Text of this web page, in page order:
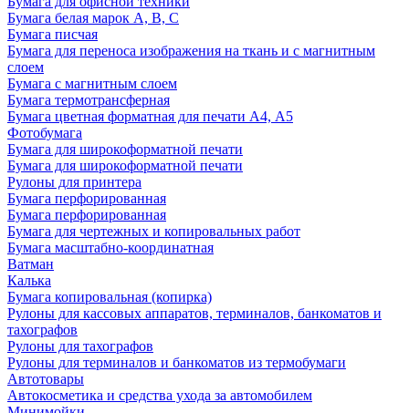
Бумага белая марок А, В, С
Бумага писчая
Бумага для переноса изображения на ткань и с магнитным
слоем
Бумага с магнитным слоем
Бумага термотрансферная
Бумага цветная форматная для печати А4, А5
Фотобумага
Бумага для широкоформатной печати
Бумага для широкоформатной печати
Рулоны для принтера
Бумага перфорированная
Бумага перфорированная
Бумага для чертежных и копировальных работ
Бумага масштабно-координатная
Ватман
Калька
Бумага копировальная (копирка)
Рулоны для кассовых аппаратов, терминалов, банкоматов и
тахографов
Рулоны для тахографов
Рулоны для терминалов и банкоматов из термобумаги
Автотовары
Автокосметика и средства ухода за автомобилем